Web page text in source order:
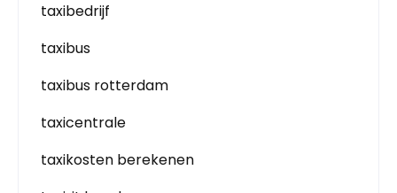
taxibedrijf
taxibus
taxibus rotterdam
taxicentrale
taxikosten berekenen